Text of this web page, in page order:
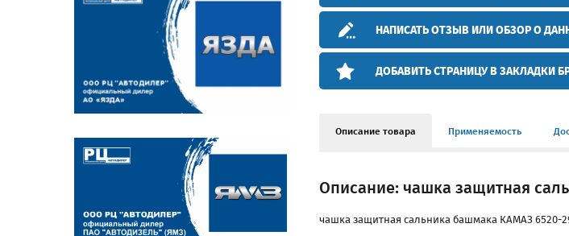
НАПИСАТЬ ОТЗЫВ ИЛИ ОБЗОР О
ДОБАВИТЬ СТРАНИЦУ В ЗАКЛАДКИ
Описание товара Применяемость
Описание: чашка защитная
чашка защитная сальника башмака КАМАЗ 6520-